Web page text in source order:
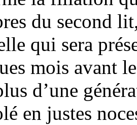
du second
qui sera
mois avant
d’une
en justes